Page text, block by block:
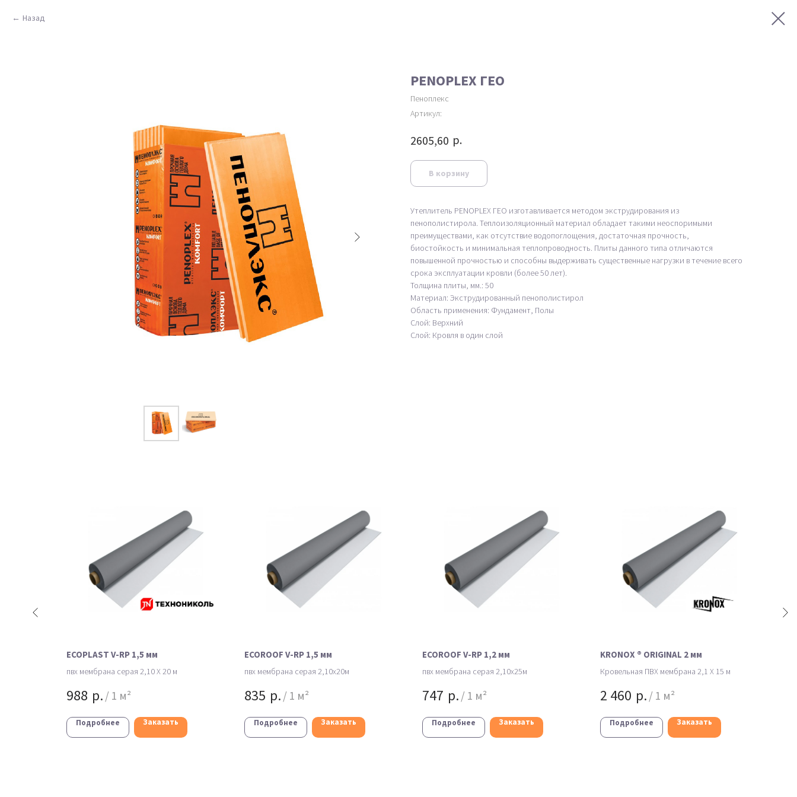
Назад
PENOPLEX ГЕО
Пеноплекс
Артикул:
2605,60 р.
В корзину
Утеплитель PENOPLEX ГЕО изготавливается методом экструдирования из
пенополистирола. Теплоизоляционный материал обладает такими неоспоримыми
преимуществами, как отсутствие водопоглощения, достаточная прочность,
биостойкость и минимальная теплопроводность. Плиты данного типа отличаются
повышенной прочностью и способны выдерживать существенные нагрузки в течение всего
срока эксплуатации кровли (более 50 лет).
Толщина плиты, мм.: 50
Материал: Экструдированный пенополистирол
Область применения: Фундамент, Полы
Слой: Верхний
Слой: Кровля в один слой
ECOPLAST V-RP 1,5 мм
пвх мембрана серая 2,10 X 20 м
988 р. / 1 м²
Подробнее Заказать
ECOROOF V-RP 1,5 мм
пвх мембрана серая 2,10х20м
835 р. / 1 м²
Подробнее Заказать
ECOROOF V-RP 1,2 мм
пвх мембрана серая 2,10х25м
747 р. / 1 м²
Подробнее Заказать
KRONOX ® ORIGINAL 2 мм
Кровельная ПВХ мембрана 2,1 X 15 м
2 460 р. / 1 м²
Подробнее Заказать